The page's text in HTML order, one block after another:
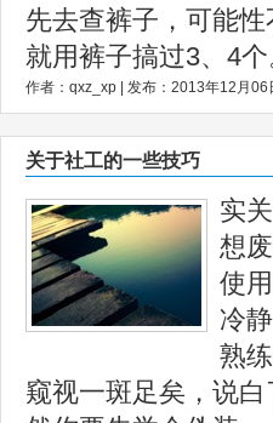
先去查裤子，可能
就用裤子搞过3、
作者：qxz_xp | 发布：2013年12月06
关于社工的一些技巧
实
想
使
冷
熟
窥视一斑足矣，说